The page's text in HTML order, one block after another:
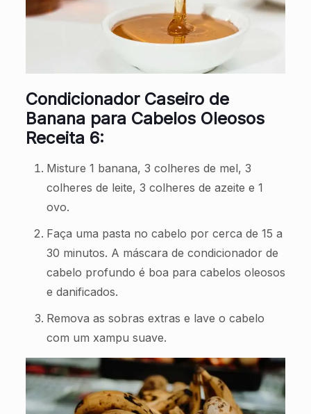
Condicionador Caseiro de
Banana para Cabelos Oleosos
Receita 6:
Misture 1 banana, 3 colheres de mel, 3
colheres de leite, 3 colheres de azeite e 1
ovo.
Faça uma pasta no cabelo por cerca de 15 a
30 minutos. A máscara de condicionador de
cabelo profundo é boa para cabelos oleosos
e danificados.
Remova as sobras extras e lave o cabelo
com um xampu suave.